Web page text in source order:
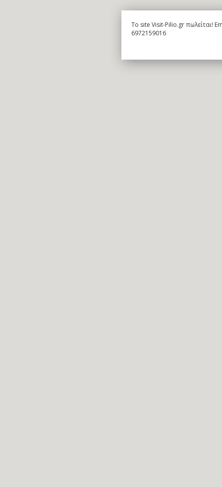
To site Visit-Pilio.gr πωλείται!
6972159016